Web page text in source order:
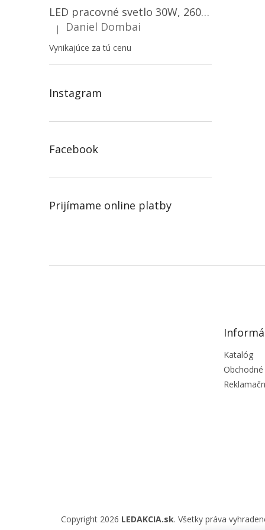
LED pracovné svetlo 30W, 2600LM, 12V/24V, IP67/2-PACK! [LB0087]
Hodnotenie produktu je 5 z 5 hviezdičiek.
| Daniel Dombai
Vynikajúce za tú cenu
Instagram
Facebook
Prijímame online platby
Katalóg
Copyright 2026 LEDAKCIA.sk. Všetky práva